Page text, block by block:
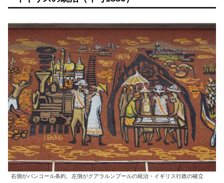
右側がパンコール条約、左側がクアラルンプールの統治・イギリス行政の確立